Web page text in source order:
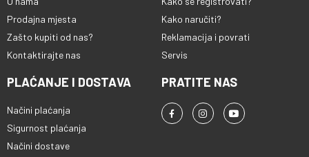
Prodajna mjesta
Zašto kupiti od nas?
Kontaktirajte nas
Kako naručiti?
Reklamacija i povrati
Servis
PLAĆANJE I DOSTAVA
Načini plaćanja
Sigurnost plaćanja
Načini dostave
PRATITE NAS